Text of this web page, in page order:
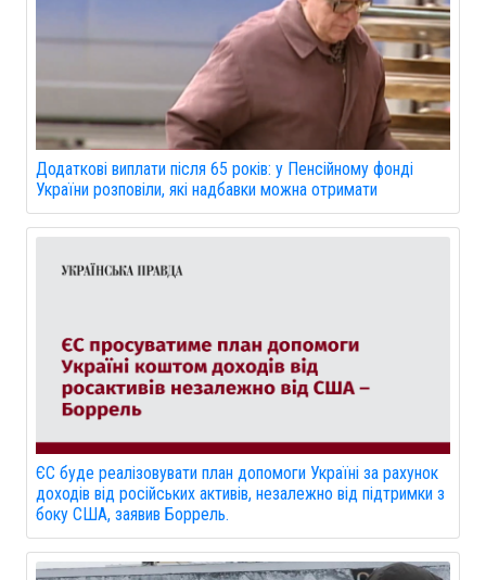
Додаткові виплати після 65 років: у Пенсійному фонді
України розповіли, які надбавки можна отримати
ЄС буде реалізовувати план допомоги Україні за рахунок
доходів від російських активів, незалежно від підтримки з
боку США, заявив Боррель.